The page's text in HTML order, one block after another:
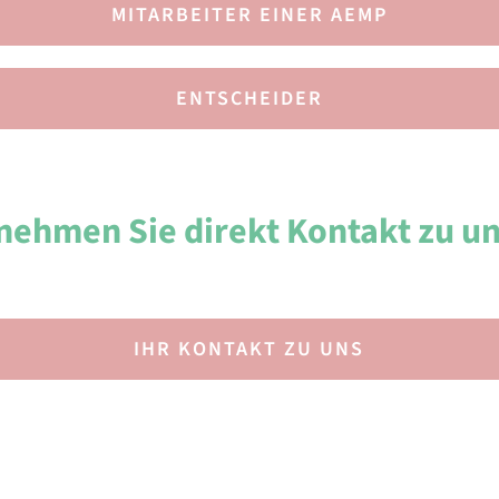
MITARBEITER EINER AEMP
ENTSCHEIDER
Sie direkt Kontakt zu
IHR KONTAKT ZU UNS